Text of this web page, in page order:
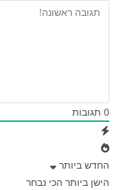
0 תגובות
החדש ביותר
הישן ביותר הכי נבחר